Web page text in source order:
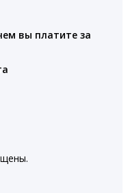
вы платите за